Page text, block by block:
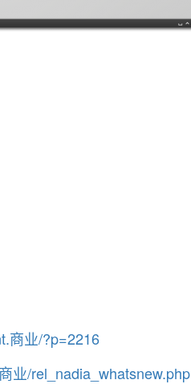
商业/?p=2216
业/rel_nadia_whatsnew.php